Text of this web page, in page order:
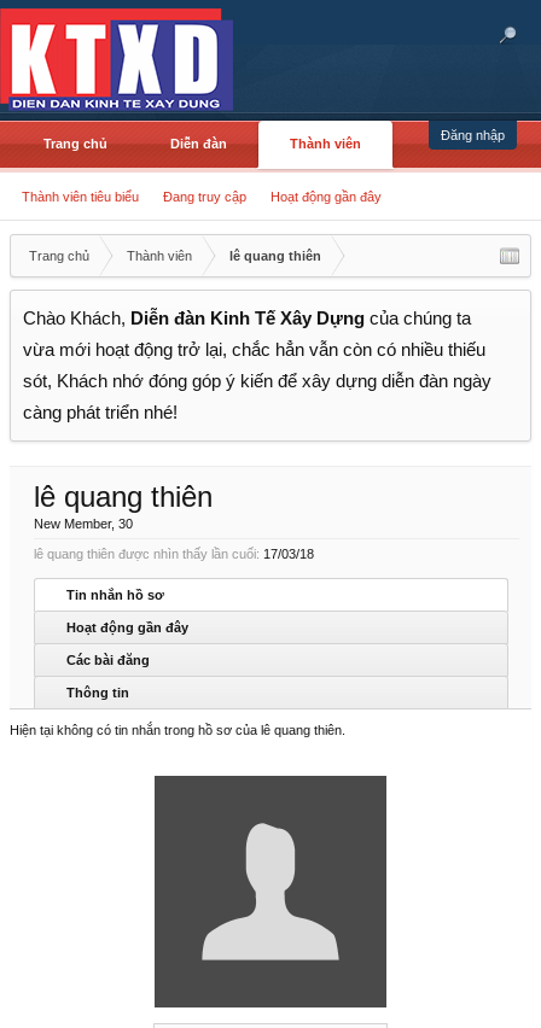
Đăng nhập
Trang chủ Diễn đàn Thành viên
Thành viên tiêu biểu Đang truy cập Hoạt động gần đây
Trang chủ Thành viên lê quang thiên
Chào Khách, Diễn đàn Kinh Tế Xây Dựng của chúng ta
vừa mới hoạt động trở lại, chắc hẳn vẫn còn có nhiều thiếu
sót, Khách nhớ đóng góp ý kiến để xây dựng diễn đàn ngày
càng phát triển nhé!
lê quang thiên
New Member, 30
lê quang thiên được nhìn thấy lần cuối: 17/03/18
Tin nhắn hồ sơ
Hoạt động gần đây
Các bài đăng
Thông tin
Hiện tại không có tin nhắn trong hồ sơ của lê quang thiên.